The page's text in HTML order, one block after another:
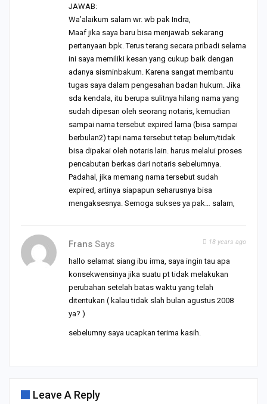
JAWAB:
Wa’alaikum salam wr. wb pak Indra,
Maaf jika saya baru bisa menjawab sekarang
pertanyaan bpk. Terus terang secara pribadi selama
ini saya memiliki kesan yang cukup baik dengan
adanya sisminbakum. Karena sangat membantu
tugas saya dalam pengesahan badan hukum. Jika
sda kendala, itu berupa sulitnya hilang nama yang
sudah dipesan oleh seorang notaris, kemudian
sampai nama tersebut expired lama (bisa sampai
berbulan2) tapi nama tersebut tetap belum/tidak
bisa dipakai oleh notaris lain. harus melalui proses
pencabutan berkas dari notaris sebelumnya.
Padahal, jika memang nama tersebut sudah
expired, artinya siapapun seharusnya bisa
mengaksesnya. Semoga sukses ya pak… salam,
Frans Says 18 years ago
hallo selamat siang ibu irma, saya ingin tau apa
konsekwensinya jika suatu pt tidak melakukan
perubahan setelah batas waktu yang telah
ditentukan ( kalau tidak slah bulan agustus 2008
ya? )
sebelumny saya ucapkan terima kasih.
Leave A Reply